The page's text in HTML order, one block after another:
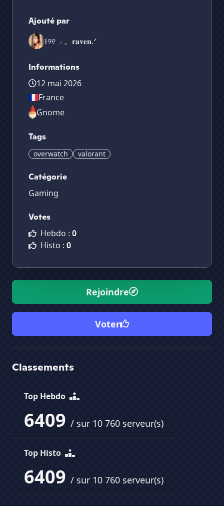
Ajouté par
꒰୨୧◞ 。𝐫𝐚𝐯𝐞𝐧.ᐟ
Informations
12 mai 2026
France
Gnome
Tags
overwatch valorant
Catégorie
Gaming
Votes
Hebdo : 0
Histo : 0
Rejoindre
Voter
Classements
Top Hebdo
6409 / sur 10 760 serveur(s)
Top Histo
6409 / sur 10 760 serveur(s)